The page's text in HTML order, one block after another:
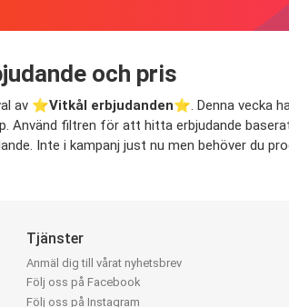
och pris
av ⭐️Vitkål erbjudanden⭐️. Denna vecka
Använd filtren för att hitta erbjudande
Inte i kampanj just nu men behöver du
Tjänster
Anmäl dig till vårat nyhetsbrev
Följ oss på Facebook
Följ oss på Instagram